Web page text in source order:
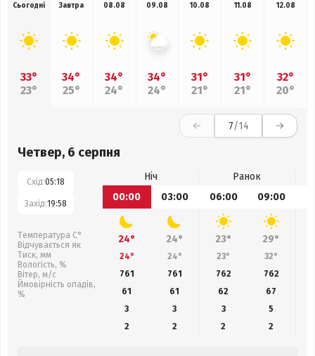
Сьогодні
33°
23°
Завтра
34°
25°
08.08
34°
24°
09.08
34°
24°
10.08
31°
21°
11.08
31°
21°
12.08
32°
20°
7/14
Четвер, 6 серпня
Схід:05:18
Захід:19:58
Температура С°
Відчувається як
Тиск, мм
Вологість, %
Вітер, м/с
Ймовірність опадів,
%
Ніч
Ранок
00:00
03:00 06:00 09:00
24° 24° 23° 29°
24° 24° 23° 32°
761
761 762 762
61
61 62 67
3
3 3
5
2
2 2 2